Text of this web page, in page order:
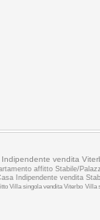
Indipendente vendita
affitto Stabile/
Indipendente vendita
Villa singola vendita Viterbo Villa